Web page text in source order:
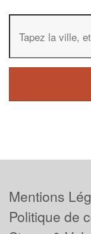
Mentions
Politique de